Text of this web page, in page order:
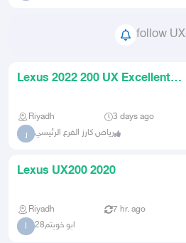
follow UX
Lexus 2022 200 UX Excellent
Riyadh 3 days ago
ر رياض كارز الفرع الرئيسي
Lexus UX200 2020
Riyadh 7 hr. ago
ا ابو خويتم28